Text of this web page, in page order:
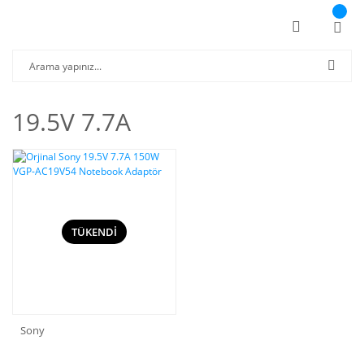
19.5V 7.7A
TÜKENDİ
Sony